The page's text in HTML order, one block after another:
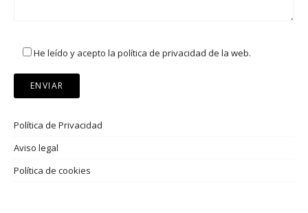
He leído y acepto la política de privacidad de la web.
Política de Privacidad
Aviso legal
Política de cookies